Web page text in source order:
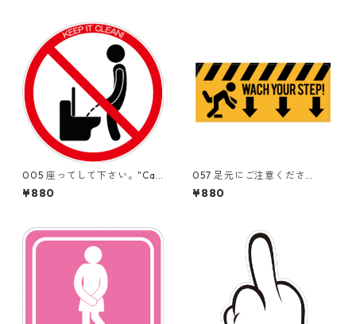
005 座ってして下さい。"Cali
fornia Market Center" ア
メリカンステッカー スーツ
¥880
057 足元にご注意くださ
い。"California Market Cent
er" アメリカンステッカー
¥880